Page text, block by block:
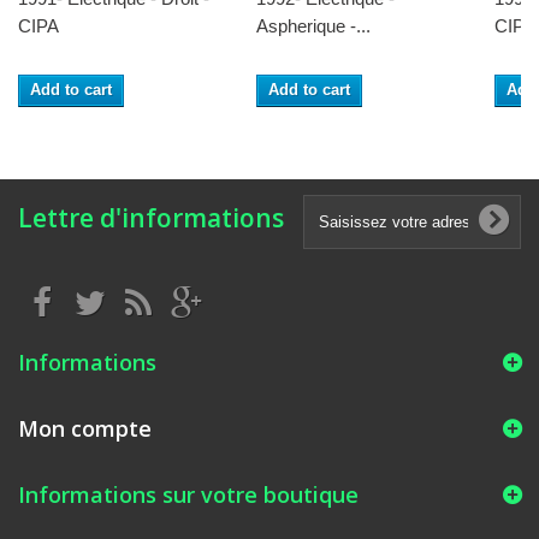
CIPA
Add to cart
Aspherique -...
Add to cart
CIPA
Lettre d'informations
Informations
Mon compte
Informations sur votre boutique